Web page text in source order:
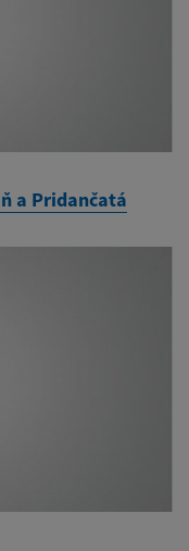
a Pridančatá